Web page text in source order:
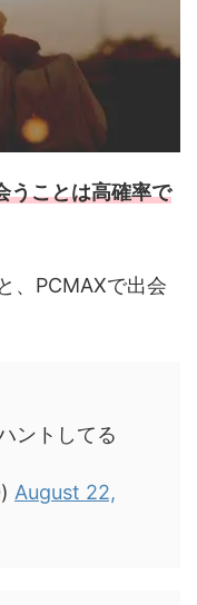
うことは高確率で
、PCMAXで出会
ントしてる
August 22,